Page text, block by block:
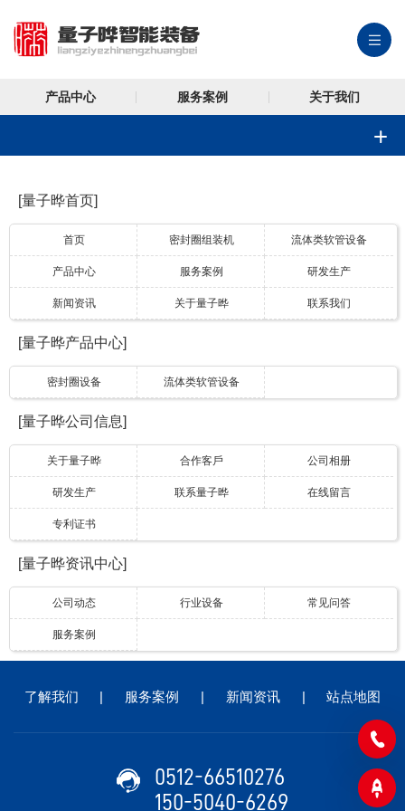
产品中心 服务案例 关于我们
[量子晔首页]
首页 密封圈组装机 流体类软管设备
产品中心 服务案例 研发生产
新闻资讯 关于量子晔 联系我们
[量子晔产品中心]
密封圈设备 流体类软管设备
[量子晔公司信息]
关于量子晔 合作客戶 公司相册
研发生产 联系量子晔 在线留言
专利证书
[量子晔资讯中心]
公司动态 行业设备 常见问答
服务案例
了解我们 | 服务案例 | 新闻资讯 | 站点地图
0512-66510276
150-5040-6269